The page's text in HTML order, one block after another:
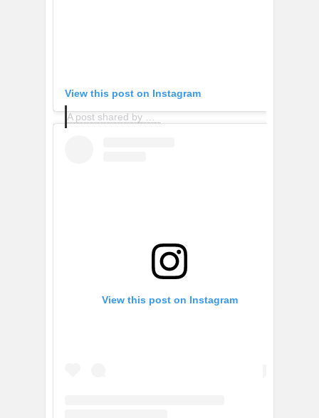
View this post on Instagram
View this post on Instagram